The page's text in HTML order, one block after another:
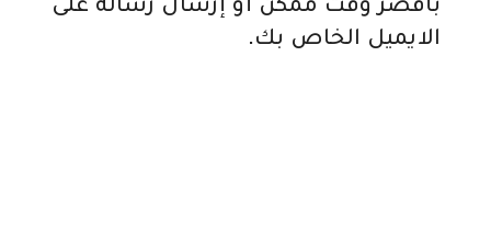
الايميل الخاص بك.